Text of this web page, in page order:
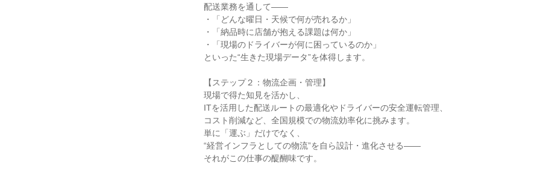
配送業務を通して――
・「どんな曜日・天候で何が売れるか」
・「納品時に店舗が抱える課題は何か」
・「現場のドライバーが何に困っているのか」
といった“生きた現場データ”を体得します。
【ステップ２：物流企画・管理】
現場で得た知見を活かし、
ITを活用した配送ルートの最適化やドライバーの安全運転管理、
コスト削減など、全国規模での物流効率化に挑みます。
単に「運ぶ」だけでなく、
“経営インフラとしての物流”を自ら設計・進化させる――
それがこの仕事の醍醐味です。